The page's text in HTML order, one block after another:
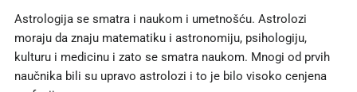
Astrologija se smatra i naukom i umetnošću. Astrolozi
moraju da znaju matematiku i astronomiju, psihologiju,
kulturu i medicinu i zato se smatra naukom. Mnogi od prvih
naučnika bili su upravo astrolozi i to je bilo visoko cenjena